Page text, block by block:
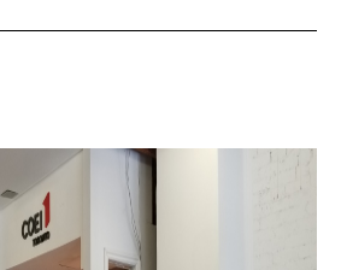
랜드
연수 정보